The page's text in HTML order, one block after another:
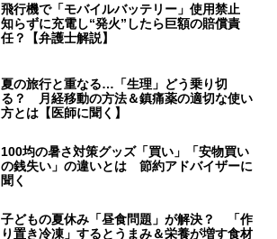
飛行機で「モバイルバッテリー」使用禁止
知らずに充電し“発火”したら巨額の賠償責
任？【弁護士解説】
夏の旅行と重なる…「生理」どう乗り切
る？ 月経移動の方法＆鎮痛薬の適切な使い
方とは【医師に聞く】
100均の暑さ対策グッズ「買い」「安物買い
の銭失い」の違いとは 節約アドバイザーに
聞く
子どもの夏休み「昼食問題」が解決？ 「作
り置き冷凍」するとうまみ＆栄養が増す食材